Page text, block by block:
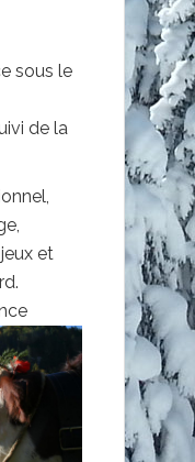
sous le
de la
et